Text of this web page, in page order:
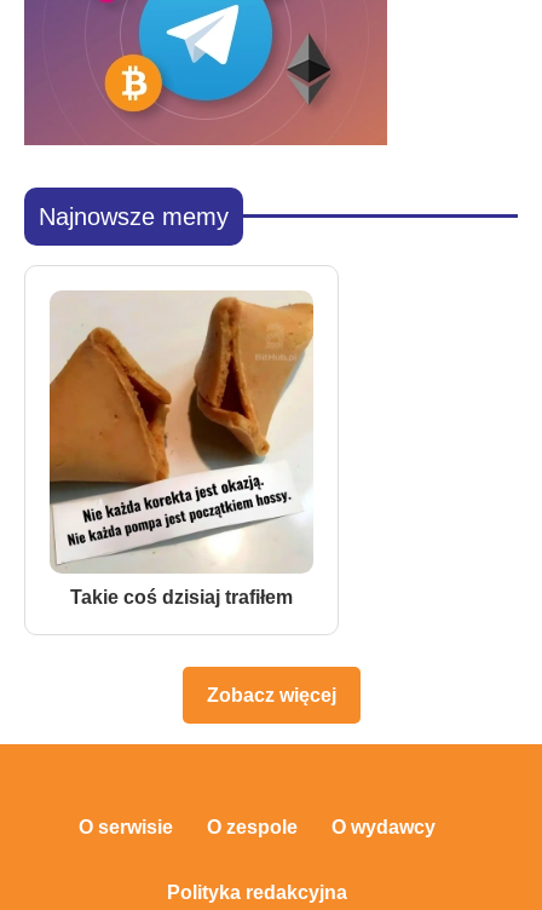
Najnowsze memy
Takie coś dzisiaj trafiłem
Zobacz więcej
O serwisie O zespole O wydawcy
Polityka redakcyjna